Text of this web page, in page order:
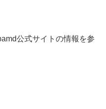
公式サイトの情報を参